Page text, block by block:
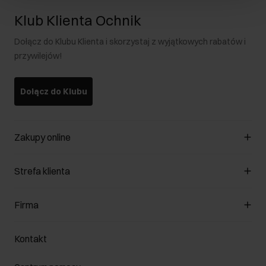
Klub Klienta Ochnik
Dołącz do Klubu Klienta i skorzystaj z wyjątkowych rabatów i
przywilejów!
Dołącz do Klubu
Zakupy online
Zarządzaj cookies
Formy płatności
Jak dokonać zwrotu?
Strefa klienta
Klub Klienta
Zwróć produkty
Firma
O nas
Salony
Kontakt